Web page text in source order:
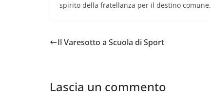
spirito della fratellanza per il destino comune.
Il Varesotto a Scuola di Sport
Lascia un commento